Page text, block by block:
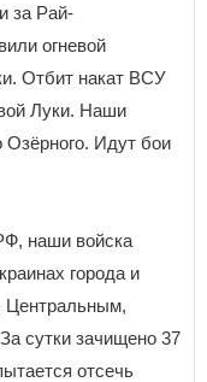
за Рай-
огневой
Отбит накат ВСУ
Луки. Наши
Озёрного. Идут бои
наши войска
города и
Центральным,
сутки зачищено 37
отсечь